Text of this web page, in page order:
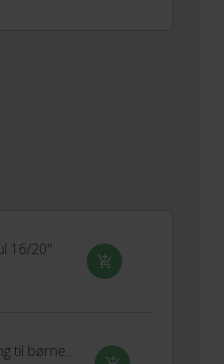
16/20"
Atran Velo skubbestang til børnecykel